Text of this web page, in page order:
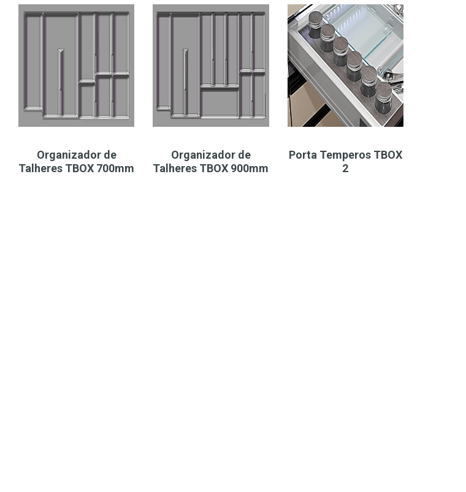
Organizador de
Talheres TBOX 700mm
Organizador de
Talheres TBOX 900mm
Porta Temperos TBOX
2